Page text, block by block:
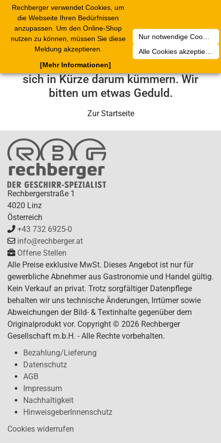
Rechberger verwendet Cookies, um
die Webseite Ihren Bedürfnissen
anzupassen. Um den Online-Shop
nutzen zu können, müssen Sie diese
Meldung akzeptieren.
Nur notwendige Cookies akzeptieren
Alle Cookies akzeptieren
[Mehr Informationen]
Leider ist ein technischer Fehler
aufgetreten. Unser Service-Team wird
sich in Kürze darum kümmern. Wir
bitten um etwas Geduld.
Zur Startseite
Rechbergerstraße 1
4020 Linz
Österreich
+43 732 6925-0
info@rechberger.at
Offene Stellen
Alle Preise exklusive MwSt. Dieses Angebot ist nur für
gewerbliche Abnehmer aus Gastronomie und Handel gültig.
Kein Verkauf an privat. Trotz sorgfältiger Datenpflege
behalten wir uns technische Änderungen, Irrtümer sowie
Abweichungen der Bild- & Textinhalte gegenüber dem
Originalprodukt vor. Copyright © 2026 Rechberger
Gesellschaft m.b.H. - Alle Rechte vorbehalten.
Bezahlung/Lieferung
Datenschutz
AGB
Impressum
Nachhaltigkeit
HinweisgeberInnenschutz
Cookies widerrufen